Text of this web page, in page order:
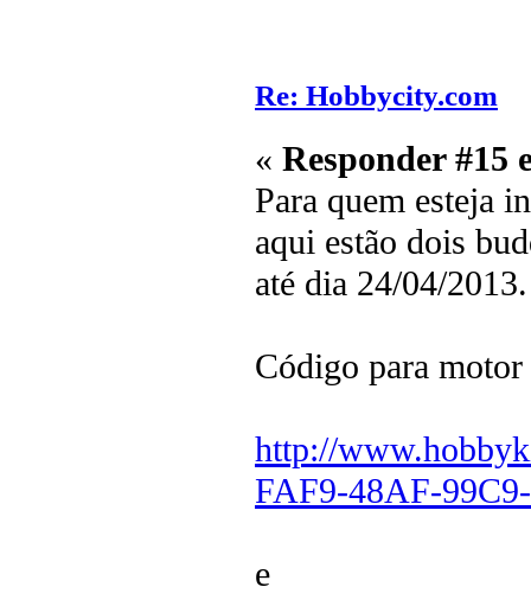
Re: Hobbycity.com
« Responder #15
Para quem esteja
aqui estão dois
até dia 24/04/2013.
Código para
http://
FAF9-48AF-
e